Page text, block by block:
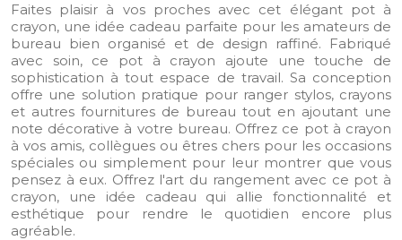
Faites plaisir à vos proches avec cet élégant pot à
crayon, une idée cadeau parfaite pour les amateurs de
bureau bien organisé et de design raffiné. Fabriqué
avec soin, ce pot à crayon ajoute une touche de
sophistication à tout espace de travail. Sa conception
offre une solution pratique pour ranger stylos, crayons
et autres fournitures de bureau tout en ajoutant une
note décorative à votre bureau. Offrez ce pot à crayon
à vos amis, collègues ou êtres chers pour les occasions
spéciales ou simplement pour leur montrer que vous
pensez à eux. Offrez l'art du rangement avec ce pot à
crayon, une idée cadeau qui allie fonctionnalité et
esthétique pour rendre le quotidien encore plus
agréable.